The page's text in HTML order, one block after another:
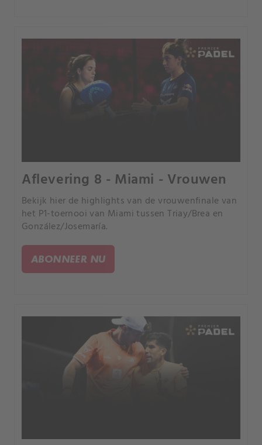
Aflevering 8 - Miami - Vrouwen
Bekijk hier de highlights van de vrouwenfinale van
het P1-toernooi van Miami tussen Triay/Brea en
González/Josemaría.
ABONNEER NU